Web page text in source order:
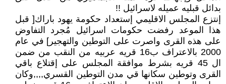
بدائل قبليه عميله لاسرائيل !!
إنتزع المجلس الاقليمي إستعداد حكومة يهود باراك[ قبل
هذا الموعد رفضت حكومات اسرائيل مُجرد التفاوض
على هذه القرى واصرت على التوطين والتهجير] في عام
2000 بالاعتراف ب16 قريه عربيه من النقب من ضمن
ال 45 قريه بشرط موافقة المجلس على إقتلاع باقي
القرى وتوطين سكانها قي مدن التوطين القسري,,,,وكان